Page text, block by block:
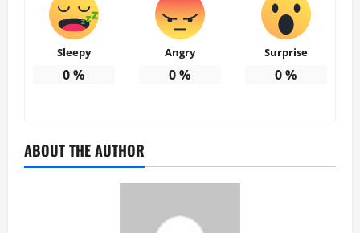
Sleepy
0%
Angry
0%
Surprise
0%
ABOUT THE AUTHOR